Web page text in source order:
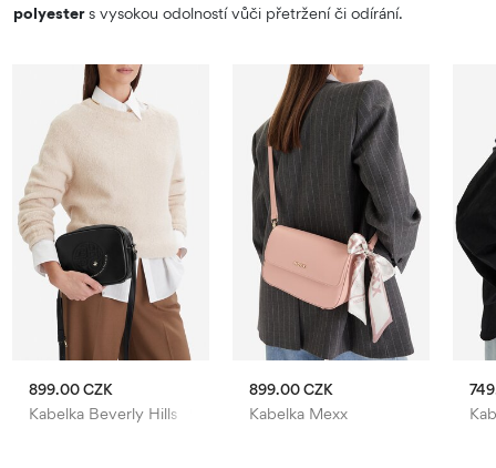
polyesters vysokou odolností vůči přetržení či odírání.
Kabelka Beverly Hills Polo Club
899.00 CZK
Kabelka Mexx
899.00 CZK